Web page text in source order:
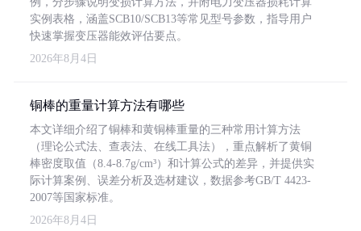
实例表格，涵盖SCB10/SCB13等常见型号参数，指导用户
快速掌握变压器能效评估要点。
2026年8月4日
铜棒的重量计算方法有哪些
本文详细介绍了铜棒和黄铜棒重量的三种常用计算方法
（理论公式法、查表法、在线工具法），重点解析了黄铜
棒密度取值（8.4-8.7g/cm³）和计算公式的差异，并提供实
际计算案例、误差分析及选材建议，数据参考GB/T 4423-
2007等国家标准。
2026年8月4日